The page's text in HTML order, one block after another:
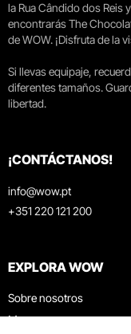
la Rua Cândido dos Reis
encontrarás The
de WOW. ¡Disfruta de la
Si llevas equipaje,
diferentes tamaños.
libertad.
¡CONTÁCTANOS!
info@wow.pt
+351 220 121 200
EXPLORA WOW
Sobre nosotros
Museos